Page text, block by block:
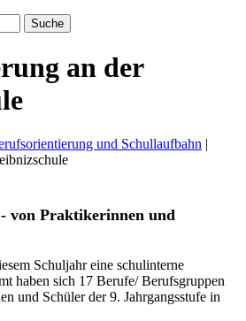
an der
und Schullaufbahn |
von Praktikerinnen und
Schuljahr eine schulinterne
haben sich 17 Berufe/ Berufsgruppen
und Schüler der 9. Jahrgangsstufe in